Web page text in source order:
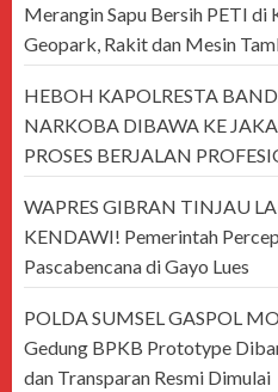
Merangin Sapu Bersih PETI di
Geopark, Rakit dan Mesin
HEBOH KAPOLRESTA
NARKOBA DIBAWA KE
PROSES BERJALAN
WAPRES GIBRAN TINJAU
KENDAWI! Pemerintah
Pascabencana di Gayo Lues
POLDA SUMSEL GASPOL
Gedung BPKB Prototype
dan Transparan Resmi Dimulai